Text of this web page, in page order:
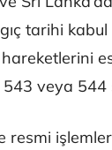
tarihi
veya 544
resmi